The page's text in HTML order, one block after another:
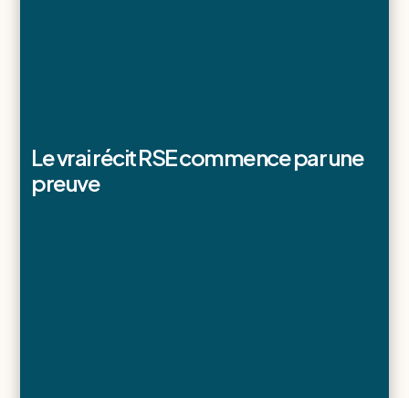
Le vrai récit RSE commence par une
preuve